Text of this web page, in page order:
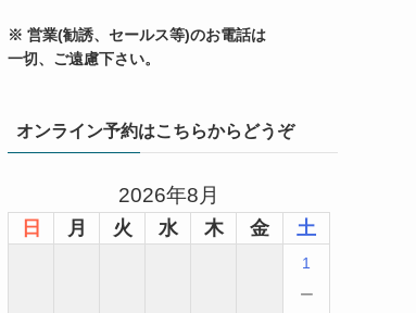
※ 営業(勧誘、セールス等)のお電話は
一切、ご遠慮下さい。
オンライン予約はこちらからどうぞ
2026年8月
日 月 火 水 木 金 土
1
−